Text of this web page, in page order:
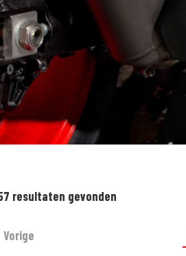
resultaten gevonden
Vorige